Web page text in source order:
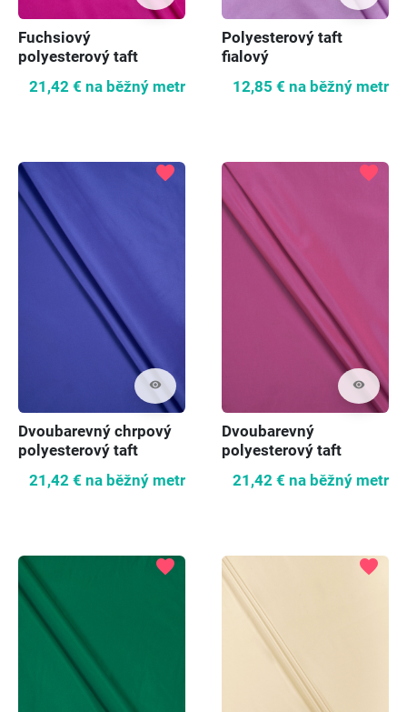
Fuchsiový
polyesterový taft
21,42 € na běžný metr
Polyesterový taft
fialový
12,85 € na běžný metr
visibility
favorite
Dvoubarevný chrpový
polyesterový taft
21,42 € na běžný metr
visibility
favorite
Dvoubarevný
polyesterový taft
21,42 € na běžný metr
favorite favorite